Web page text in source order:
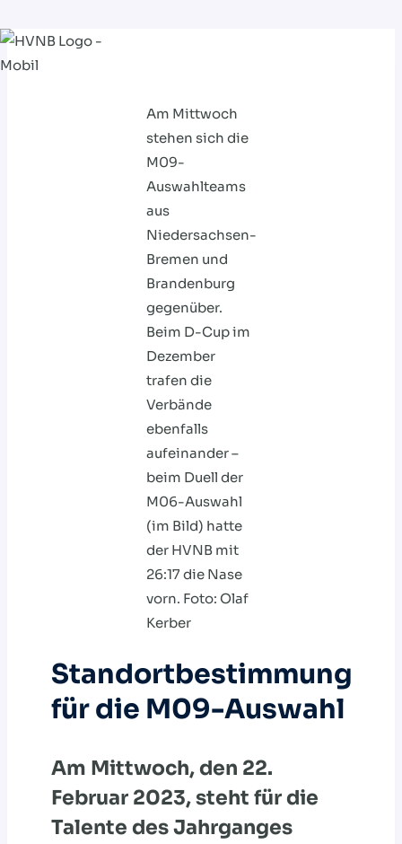
Zum
Inhalt
Am Mittwoch
stehen sich die
M09-
Auswahlteams
aus
Niedersachsen-
Bremen und
Brandenburg
gegenüber.
Beim D-Cup im
Dezember
trafen die
Verbände
ebenfalls
aufeinander –
beim Duell der
M06-Auswahl
(im Bild) hatte
der HVNB mit
26:17 die Nase
vorn. Foto: Olaf
Kerber
Standortbestimmung
für die M09-Auswahl
Am Mittwoch, den 22.
Februar 2023, steht für die
Talente des Jahrganges